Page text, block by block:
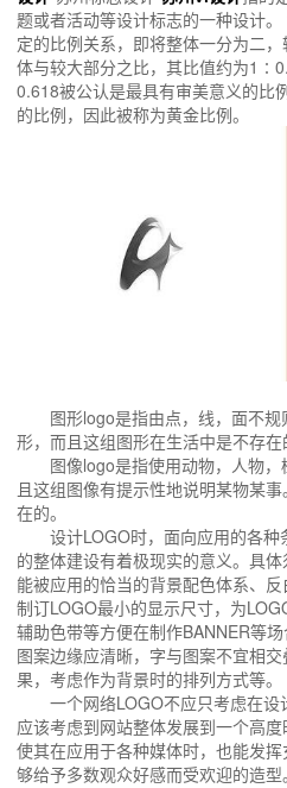
题或者活动等设计标志的一种设计
定的比例关系，即将整体一分为二
体与较大部分之比，其比值约为
0.618被公认是最具有审美意义的比
的比例，因此被称为黄金比例。
图形logo是指由点，线，面不
形，而且这组图形在生活中是不存在
图像logo是指使用动物，人物
且这组图像有提示性地说明某物某
在的。
设计LOGO时，面向应用的各
的整体建设有着极现实的意义。具
能被应用的恰当的背景配色体系、
制订LOGO最小的显示尺寸，为
辅助色带等方便在制作BANNER等
图案边缘应清晰，字与图案不宜相
果，考虑作为背景时的排列方式等。
一个网络LOGO不应只考虑在设
应该考虑到网站整体发展到一个高度
使其在应用于各种媒体时，也能发
够给予多数观众好感而受欢迎的造型。